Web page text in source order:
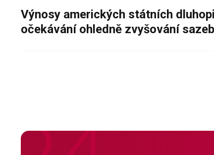
Výnosy amerických státních
očekávání ohledně zvyšování